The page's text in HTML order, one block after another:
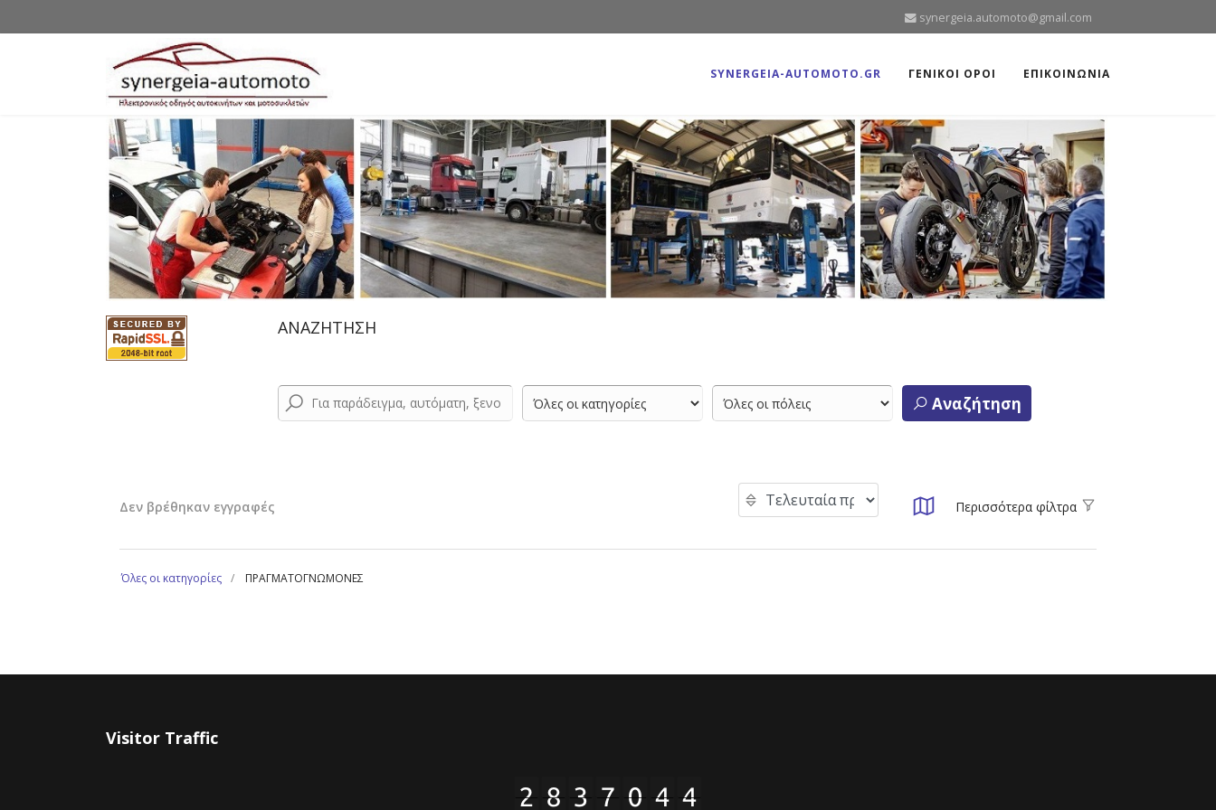
synergeia.automoto@gmail.com
SYNERGEIA-AUTOMOTO.GR ΓΕΝΙΚΟΙ ΟΡΟΙ ΕΠΙΚΟΙΝΩΝΙΑ
ΑΝΑΖΗΤΗΣΗ
Αναζήτηση
Δεν βρέθηκαν εγγραφές Περισσότερα φίλτρα
Όλες οι κατηγορίες ΠΡΑΓΜΑΤΟΓΝΩΜΟΝΕΣ
Visitor Traffic